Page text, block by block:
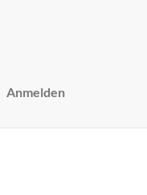
Anmelden